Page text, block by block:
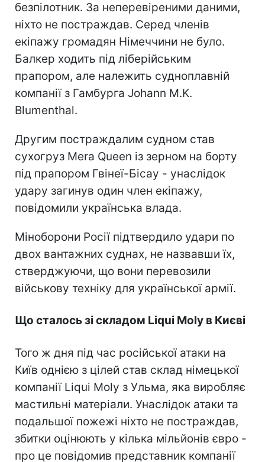
безпілотник. За неперевіреними даними,
ніхто не постраждав. Серед членів
екіпажу громадян Німеччини не було.
Балкер ходить під ліберійським
прапором, але належить судноплавній
компанії з Гамбурга Johann M.K.
Blumenthal.
Другим постраждалим судном став
сухогруз Mera Queen із зерном на борту
під прапором Гвінеї-Бісау - унаслідок
удару загинув один член екіпажу,
повідомили українська влада.
Міноборони Росії підтвердило удари по
двох вантажних суднах, не назвавши їх,
стверджуючи, що вони перевозили
військову техніку для української армії.
Що сталось зі складом Liqui Moly в Києві
Того ж дня під час російської атаки на
Київ однією з цілей став склад німецької
компанії Liqui Moly з Ульма, яка виробляє
мастильні матеріали. Унаслідок атаки та
подальшої пожежі ніхто не постраждав,
збитки оцінюють у кілька мільйонів євро -
про це повідомив представник компанії